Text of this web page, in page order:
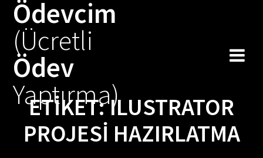
Ödevcim
(Ücretli
Ödev
Yaptırma)
ETIKET:ILUSTRATOR
PROJESI HAZIRLATMA